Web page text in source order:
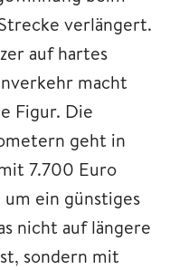
verlängert.
auf hartes
macht
Figur. Die
geht in
7.700 Euro
um ein günstiges
nicht auf längere
sondern mit